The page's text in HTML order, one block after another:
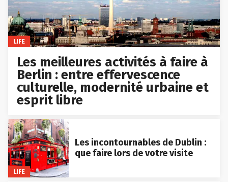
LIFE
Les meilleures activités à faire à
Berlin : entre effervescence
culturelle, modernité urbaine et
esprit libre
LIFE
Les incontournables de Dublin :
que faire lors de votre visite